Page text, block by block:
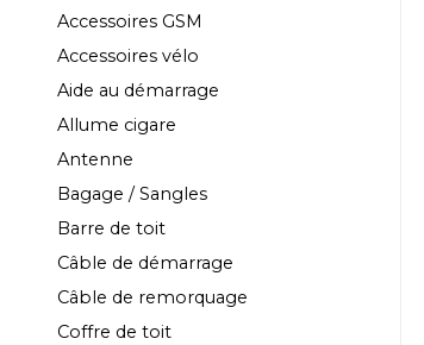
Accessoires GSM
Accessoires vélo
Aide au démarrage
Allume cigare
Antenne
Bagage / Sangles
Barre de toit
Câble de démarrage
Câble de remorquage
Coffre de toit